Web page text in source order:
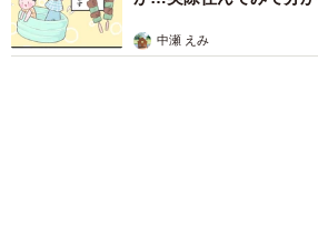
中瀬 えみ